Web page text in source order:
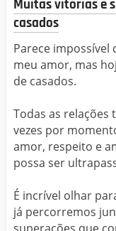
Muitas vitórias e
casados
Parece
meu amor, mas
de casados.
Todas as relações
vezes por
amor, respeito e
possa ser
É incrível olhar
já percorremos